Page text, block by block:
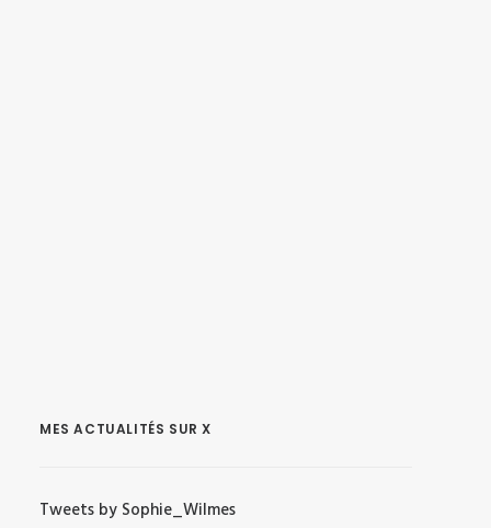
MES ACTUALITÉS SUR X
Tweets by Sophie_Wilmes